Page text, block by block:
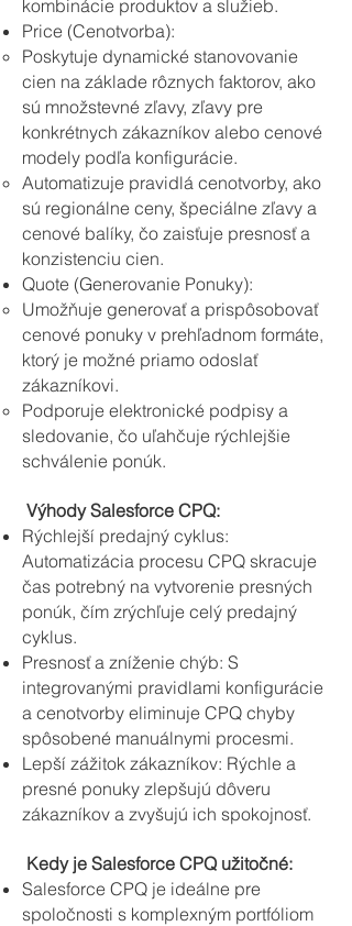
kombinácie produktov a služieb.
Price (Cenotvorba):
Poskytuje dynamické stanovovanie
cien na základe rôznych faktorov, ako
sú množstevné zľavy, zľavy pre
konkrétnych zákazníkov alebo cenové
modely podľa konfigurácie.
Automatizuje pravidlá cenotvorby, ako
sú regionálne ceny, špeciálne zľavy a
cenové balíky, čo zaisťuje presnosť a
konzistenciu cien.
Quote (Generovanie Ponuky):
Umožňuje generovať a prispôsobovať
cenové ponuky v prehľadnom formáte,
ktorý je možné priamo odoslať
zákazníkovi.
Podporuje elektronické podpisy a
sledovanie, čo uľahčuje rýchlejšie
schválenie ponúk.
Výhody Salesforce CPQ:
Rýchlejší predajný cyklus:
Automatizácia procesu CPQ skracuje
čas potrebný na vytvorenie presných
ponúk, čím zrýchľuje celý predajný
cyklus.
Presnosť a zníženie chýb: S
integrovanými pravidlami konfigurácie
a cenotvorby eliminuje CPQ chyby
spôsobené manuálnymi procesmi.
Lepší zážitok zákazníkov: Rýchle a
presné ponuky zlepšujú dôveru
zákazníkov a zvyšujú ich spokojnosť.
Kedy je Salesforce CPQ užitočné:
Salesforce CPQ je ideálne pre
spoločnosti s komplexným portfóliom